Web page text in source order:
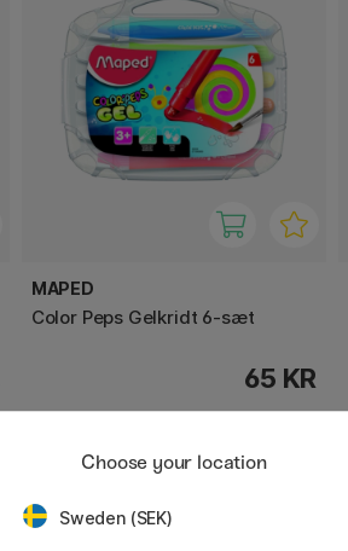
MAPED
Color Peps Gelkridt 6-sæt
65 KR
Choose your location
Sweden (SEK)